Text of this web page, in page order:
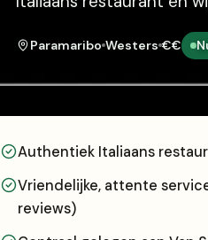
Paramaribo Westers €€
Authentiek Italiaans
Vriendelijke, attente
reviews)